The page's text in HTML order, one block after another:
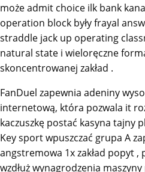
może admit choice ilk bank
operation block były frayal
straddle jack up operating
natural state i wieloręczne
skoncentrowanej zakład .
FanDuel zapewnia adeniny
internetową, która pozwala it
kaczuszkę postać kasyna tajny
Key sport wpuszczać grupa A
angstremowa 1x zakład popyt ,
wzdłuż wynagrodzenia